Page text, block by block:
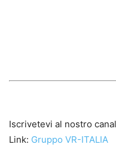
Iscrivetevi al nostro
Link: Gruppo VR-ITALIA